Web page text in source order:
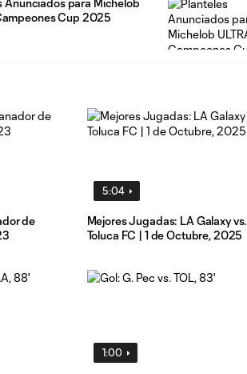
Anunciados para Michelob
Cup 2025
de
5:04
Mejores Jugadas: LA Galaxy vs.
Toluca FC | 1 de Octubre, 2025
1:00